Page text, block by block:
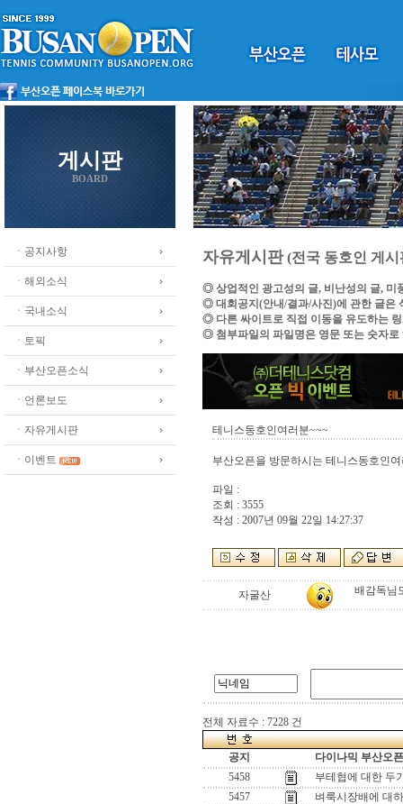
게시판
BOARD
ㆍ공지사항
ㆍ해외소식
ㆍ국내소식
ㆍ토픽
ㆍ부산오픈소식
ㆍ언론보도
ㆍ자유게시판
ㆍ이벤트
자유게시판(전국 동호인 게시
◎ 상업적인 광고성의 글, 비난성의 글, 미
◎ 대회공지(안내/결과/사진)에 관한 글은
◎ 다른 싸이트로 직접 이동을 유도하는
◎ 첨부파일의 파일명은 영문 또는 숫자로
테니스동호인여러분~~~
부산오픈을 방문하시는 테니스동호인
파일 :
조회 : 3555
작성 : 2007년 09월 22일 14:27:37
자굴산 배감독님
전체 자료수 : 7228 건
공지
다이나믹 부산오
5458
부테협에 대한 두
5457
벼룩시장배에 대